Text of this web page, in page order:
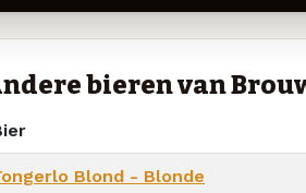
bieren van
Blond - Blonde